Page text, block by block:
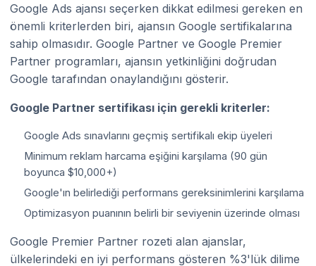
Google Ads ajansı seçerken dikkat edilmesi gereken en
önemli kriterlerden biri, ajansın Google sertifikalarına
sahip olmasıdır. Google Partner ve Google Premier
Partner programları, ajansın yetkinliğini doğrudan
Google tarafından onaylandığını gösterir.
Google Partner sertifikası için gerekli kriterler:
Google Ads sınavlarını geçmiş sertifikalı ekip üyeleri
Minimum reklam harcama eşiğini karşılama (90 gün
boyunca $10,000+)
Google'ın belirlediği performans gereksinimlerini karşılama
Optimizasyon puanının belirli bir seviyenin üzerinde olması
Google Premier Partner rozeti alan ajanslar,
ülkelerindeki en iyi performans gösteren %3'lük dilime